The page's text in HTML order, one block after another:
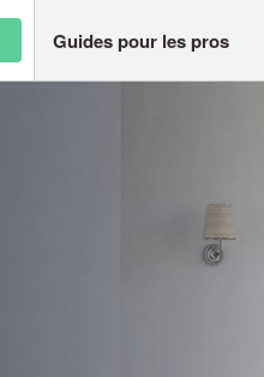
Guides pour les pros